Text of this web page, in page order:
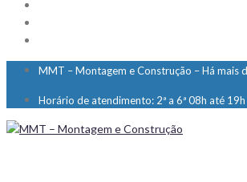
MMT – Montagem e Construção – Há mais
Horário de atendimento: 2ª a 6ª 08h até 19h